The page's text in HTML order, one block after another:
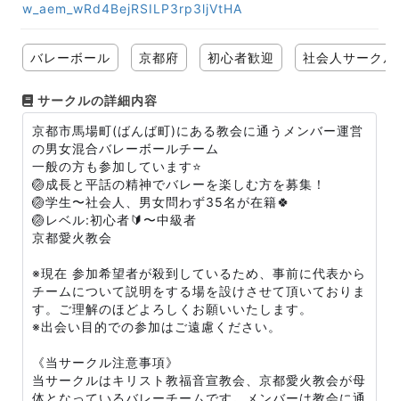
w_aem_wRd4BejRSILP3rp3ljVtHA
バレーボール 京都府 初心者歓迎 社会人サークル
サークルの詳細内容
京都市馬場町(ばんば町)にある教会に通うメンバー運営
の男女混合バレーボールチーム
一般の方も参加しています⭐️
🏐成長と平話の精神でバレーを楽しむ方を募集！
🏐学生〜社会人、男女問わず35名が在籍🍀
🏐レベル:初心者🔰〜中級者
京都愛火教会
※現在 参加希望者が殺到しているため、事前に代表から
チームについて説明をする場を設けさせて頂いておりま
す。ご理解のほどよろしくお願いいたします。
※出会い目的での参加はご遠慮ください。
《当サークル注意事項》
当サークルはキリスト教福音宣教会、京都愛火教会が母
体となっているバレーチームです。メンバーは教会に通